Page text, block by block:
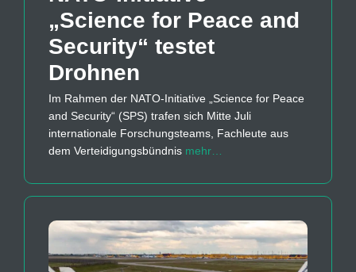
„Science for Peace and
Security“ testet
Drohnen
Im Rahmen der NATO-Initiative „Science for Peace
and Security“ (SPS) trafen sich Mitte Juli
internationale Forschungsteams, Fachleute aus
dem Verteidigungsbündnis mehr…